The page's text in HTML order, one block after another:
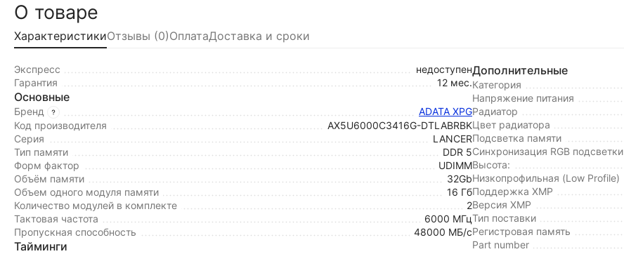
О товаре
ХарактеристикиОтзывы (0)ОплатаДоставка и сроки
Экспресс
недоступен
Гарантия
12 мес.
Основные
Бренд
ADATA XPG
Код производителя
AX5U6000C3416G-DTLABRBK
Серия
LANCER
Тип памяти
DDR 5
Форм фактор
UDIMM
Объём памяти
32Gb
Объем одного модуля памяти
16 Гб
Количество модулей в комплекте
2
Тактовая частота
6000 МГц
Пропускная способность
48000 МБ/с
Тайминги
Дополнительные
Категория
Напряжение питания
Радиатор
Цвет радиатора
Подсветка памяти
Синхронизация RGB подсветки
Высота:
Низкопрофильная (Low Profile)
Поддержка XMP
Версия XMP
Тип поставки
Регистровая память
Part number